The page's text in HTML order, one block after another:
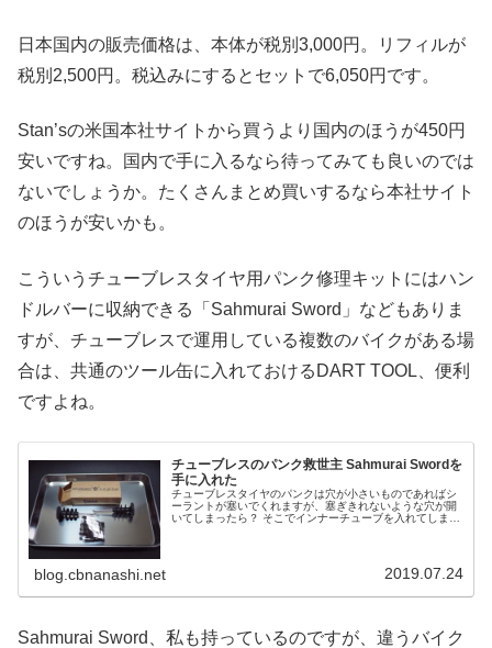
日本国内の販売価格は、本体が税別3,000円。リフィルが
税別2,500円。税込みにするとセットで6,050円です。
Stan’sの米国本社サイトから買うより国内のほうが450円
安いですね。国内で手に入るなら待ってみても良いのでは
ないでしょうか。たくさんまとめ買いするなら本社サイト
のほうが安いかも。
こういうチューブレスタイヤ用パンク修理キットにはハン
ドルバーに収納できる「Sahmurai Sword」などもありま
すが、チューブレスで運用している複数のバイクがある場
合は、共通のツール缶に入れておけるDART TOOL、便利
ですよね。
チューブレスのパンク救世主 Sahmurai Swordを
手に入れた
チューブレスタイヤのパンクは穴が小さいものであればシ
ーラントが塞いでくれますが、塞ぎきれないような穴が開
いてしまったら？ そこでインナーチューブを入れてしまっ
blog.cbnanashi.net 2019.07.24
Sahmurai Sword、私も持っているのですが、違うバイク